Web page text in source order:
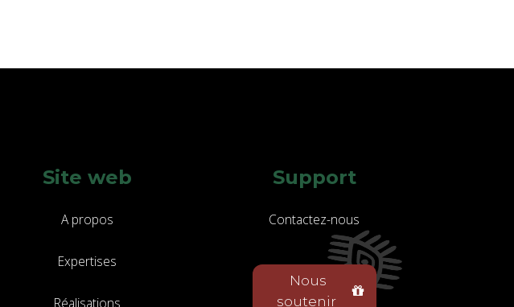
Site web
A propos
Expertises
Réalisations
Support
Contactez-nous
Nous
soutenir